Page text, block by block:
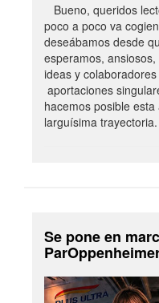
Bueno, queridos
poco a poco va
deseábamos desde
esperamos,
ideas y
aportaciones
hacemos posible
larguísima trayectoria.
Se pone en